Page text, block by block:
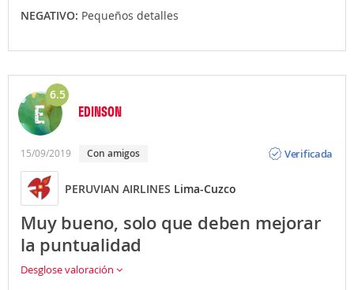
NEGATIVO: Pequeños detalles
6.5
EDINSON
15/09/2019 Con amigos
Verificada
PERUVIAN AIRLINES Lima-Cuzco
Muy bueno, solo que deben mejorar
la puntualidad
Desglose valoración